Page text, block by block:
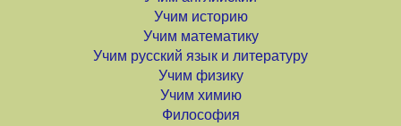
Учим историю
Учим математику
Учим русский язык и литературу
Учим физику
Учим химию
Философия